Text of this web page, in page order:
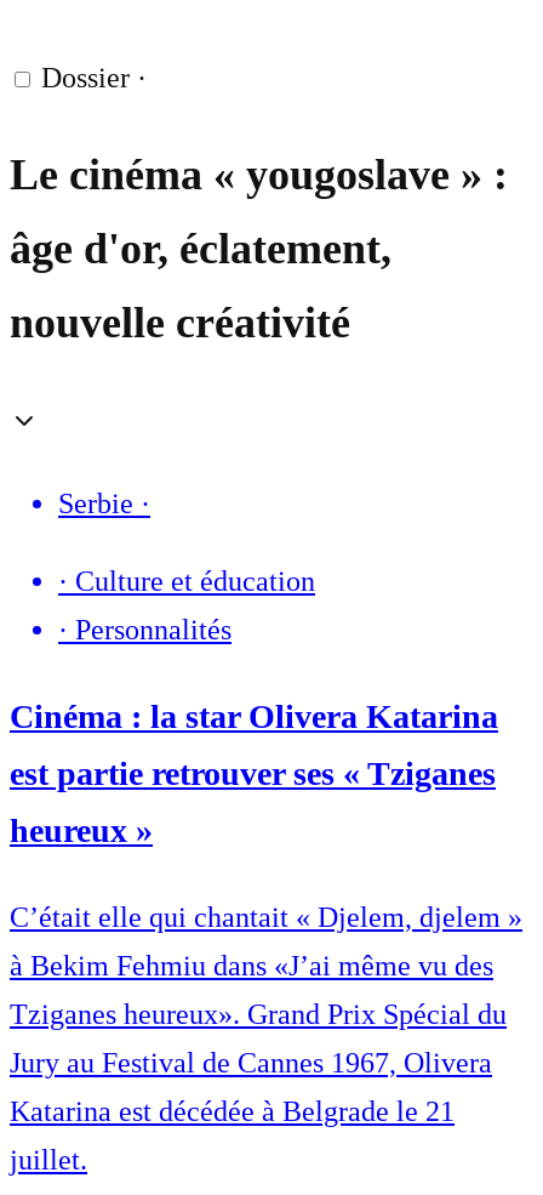
Dossier ·
Le cinéma « yougoslave » :
âge d'or, éclatement,
nouvelle créativité
Serbie ·
· Culture et éducation
· Personnalités
Cinéma : la star Olivera Katarina
est partie retrouver ses « Tziganes
heureux »
C’était elle qui chantait « Djelem, djelem »
à Bekim Fehmiu dans «J’ai même vu des
Tziganes heureux». Grand Prix Spécial du
Jury au Festival de Cannes 1967, Olivera
Katarina est décédée à Belgrade le 21
juillet.